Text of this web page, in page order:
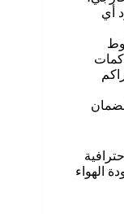
أي
لضمان
الهواء